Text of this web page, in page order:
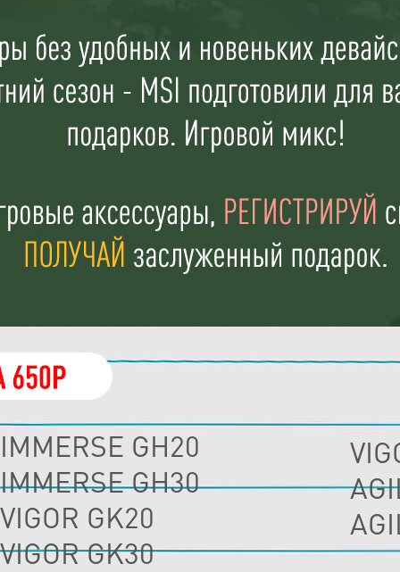
IMMERSE GH20
IMMERSE GH30
VIGOR GK20
VIGOR GK30